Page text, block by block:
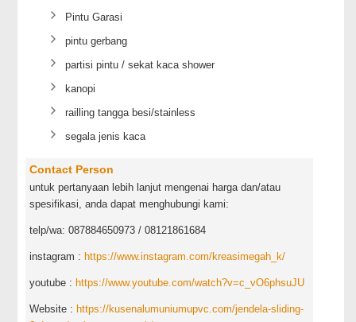
Pintu Garasi
pintu gerbang
partisi pintu / sekat kaca shower
kanopi
railling tangga besi/stainless
segala jenis kaca
Contact Person
untuk pertanyaan lebih lanjut mengenai harga dan/atau
spesifikasi, anda dapat menghubungi kami:
telp/wa: 087884650973 / 08121861684
instagram : https://www.instagram.com/kreasimegah_k/
youtube : https://www.youtube.com/watch?v=c_vO6phsuJU
Website : https://kusenalumuniumupvc.com/jendela-sliding-